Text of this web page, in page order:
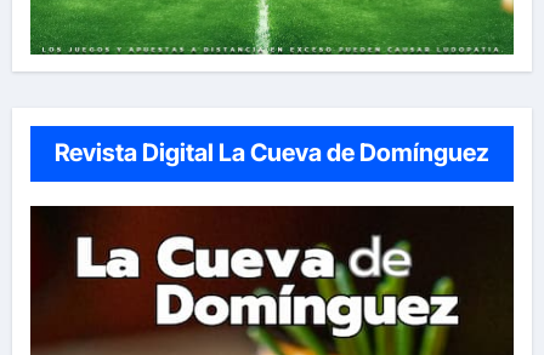
Revista Digital La Cueva de Domínguez